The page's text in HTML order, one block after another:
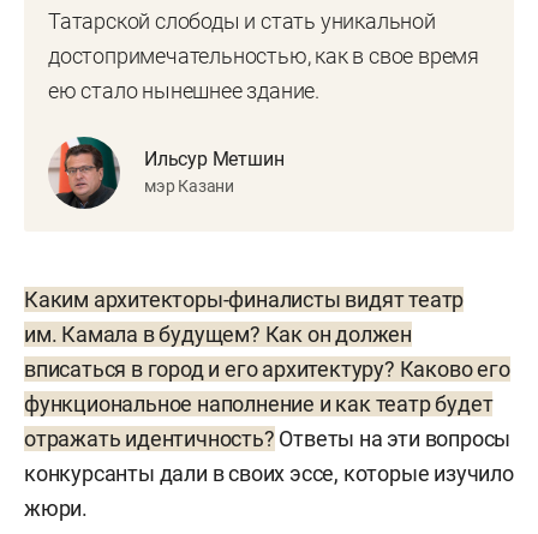
Татарской слободы и стать уникальной
достопримечательностью, как в свое время
ею стало нынешнее здание.
Ильсур Метшин
мэр Казани
Каким архитекторы-финалисты видят театр
им. Камала в будущем? Как он должен
вписаться в город и его архитектуру? Каково его
функциональное наполнение и как театр будет
отражать идентичность? Ответы на эти вопросы
конкурсанты дали в своих эссе, которые изучило
жюри.